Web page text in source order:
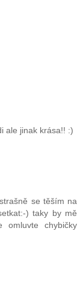
ale jinak krása!! :)
se těším na
) taky by mě
omluvte chybičky